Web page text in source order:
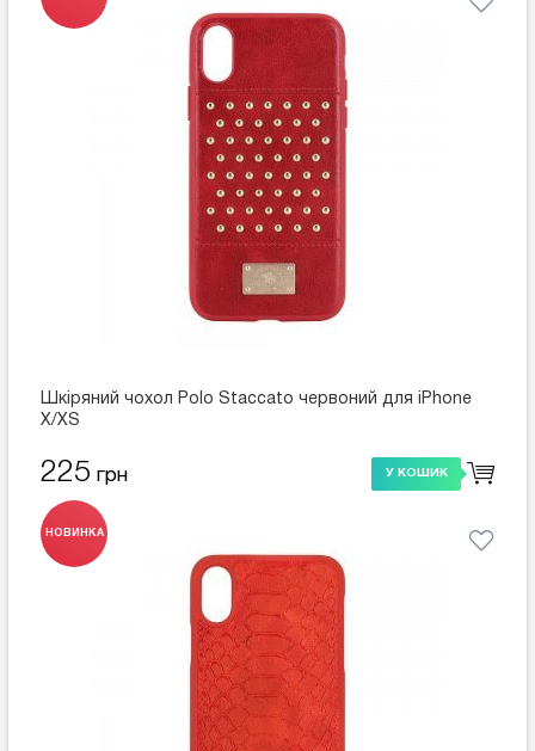
Шкіряний чохол Polo Staccato червоний для iPhone
X/XS
225 грн У КОШИК
НОВИНКА